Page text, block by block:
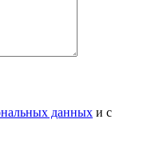
данных и с